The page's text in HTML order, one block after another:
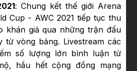
: Chung kết thế giới Arena
Cup - AWC 2021 tiếp tục thu
khán giả qua những trận đấu
từ vòng bảng. Livestream các
số lượng lớn bình luận từ
hầu hết cộng đồng mạng